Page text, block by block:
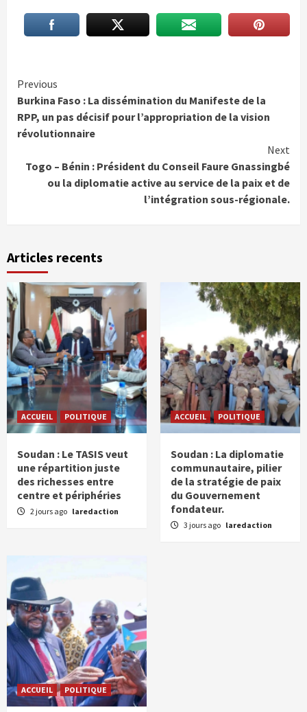
Continue
Reading
Previous
Burkina Faso : La dissémination du Manifeste de la
RPP, un pas décisif pour l’appropriation de la vision
révolutionnaire
Next
Togo – Bénin : Président du Conseil Faure Gnassingbé
ou la diplomatie active au service de la paix et de
l’intégration sous-régionale.
Articles recents
ACCUEIL POLITIQUE
Soudan : Le TASIS veut
une répartition juste
des richesses entre
centre et périphéries
2 jours ago laredaction
ACCUEIL POLITIQUE
Soudan : La diplomatie
communautaire, pilier
de la stratégie de paix
du Gouvernement
fondateur.
3 jours ago laredaction
ACCUEIL POLITIQUE